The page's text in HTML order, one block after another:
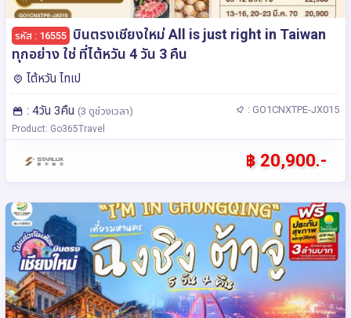
รหัส : 16555 บินตรงเชียงใหม่ All is just right in Taiwan
ทุกอย่าง ใช่ ที่ไต้หวัน 4 วัน 3 คืน
ไต้หวัน ไทเป
: 4วัน 3คืน (3 ดูช่วงเวลา) : GO1CNXTPE-JX015
Product: Go365Travel
฿ 20,900.-